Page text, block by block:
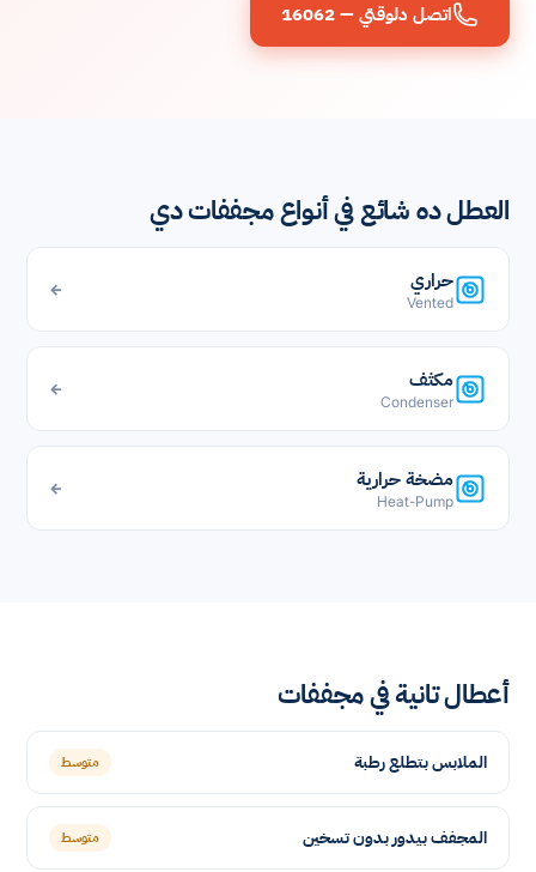
اتصل دلوقتي — 16062
العطل ده شائع في أنواع مجففات دي
حراري
Vented
←
مكثف
Condenser
←
مضخة حرارية
Heat-Pump
←
أعطال تانية في مجففات
الملابس بتطلع رطبة متوسط
المجفف بيدور بدون تسخين متوسط